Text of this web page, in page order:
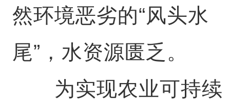
然环境恶劣的“风头水
尾”，水资源匮乏。
为实现农业可持续